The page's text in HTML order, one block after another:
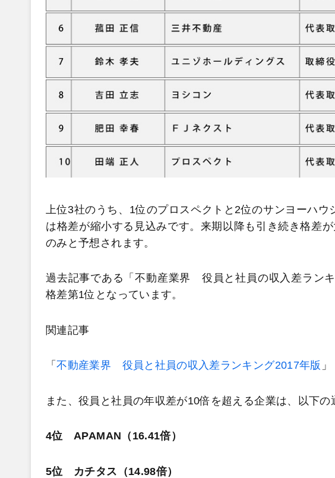
上位3社のうち、1位のプロスペクトと2位のサンヨーハ
は格差が縮小する見込みです。来期以降も引き続き格差
のみと予想されます。
過去記事である「不動産業界 役員と社員の収入差ラン
格差第1位となっています。
関連記事
「不動産業界 役員と社員の収入差ランキング2017年版 」
また、役員と社員の年収差が10倍を超える企業は、以下の
4位 APAMAN（16.41倍）
5位 カチタス（14.98倍）